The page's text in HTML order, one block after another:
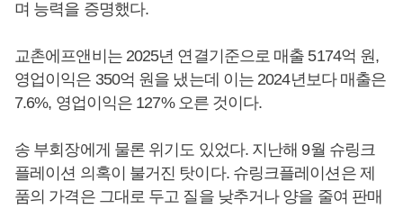
며 능력을 증명했다.
교촌에프앤비는 2025년 연결기준으로 매출 5174억 원,
영업이익은 350억 원을 냈는데 이는 2024년보다 매출은
7.6%, 영업이익은 127% 오른 것이다.
송 부회장에게 물론 위기도 있었다. 지난해 9월 슈링크
플레이션 의혹이 불거진 탓이다. 슈링크플레이션은 제
품의 가격은 그대로 두고 질을 낮추거나 양을 줄여 판매